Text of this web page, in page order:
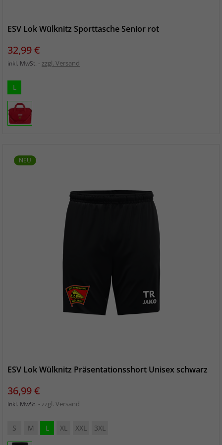
ESV Lok Wülknitz Sporttasche Senior rot
Preis
32,99 €
inkl. MwSt. zzgl. Versand
L
ESV Lok Wülknitz Präsentationsshort Unisex schwarz
Preis
36,99 €
inkl. MwSt. zzgl. Versand
S M L XL XXL 3XL
NEU